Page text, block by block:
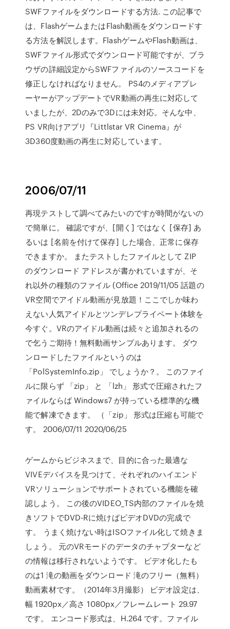
SWFファイルをダウンロードする方法. この記事で
は、FlashゲームまたはFlash動画をダウンロードす
る方法を解説します。FlashゲームやFlash動画は、
SWFファイル形式でダウンロード可能ですが、ブラ
ウザの詳細設定からSWFファイルのソースコードを
修正しなければなりません。 PS4のメディアプレ
ーヤーがアップデートでVR動画の再生に対応して
いましたが、2Dのみで3Dには未対応。そんな中、
PS VR向けアプリ『Littlstar VR Cinema』が
3D360度動画の再生に対応しています。
2006/07/11
再現テストして調べてみたいのですが時間がないの
で簡単に。 確認ですが、[開く] ではなく [保存] あ
るいは [名前を付けて保存] した場合、正常に保存
できますか。 またテストしたファイルとして ZIP
のダウンロード アドレスが書かれていますが、そ
れ以外の種類のファイル (Office 2019/11/05 話題の
VR空間でアイドル動画が見放題！ここでしか味わ
えない人気アイドルとツンデレプライベート体験を
今すぐ。VRのアイドル動画は続々と追加されるの
で乞うご期待！無料動画サンプルあります。 ダウ
ンロードしたファイルというのは
「PolSystemInfo.zip」 でしょうか？。 このファイ
ルに限らず 「zip」 と 「lzh」 形式で圧縮されたフ
ァイルならば Windows7 が持っている標準的な機
能で解凍できます。 （「zip」 形式は圧縮も可能で
す。 2006/07/11 2020/06/25
ゲームからビジネスまで、目的に合った最適な
VIVEデバイスを見つけて、それぞれのハイエンド
VRソリューションでサポートされている機能を確
認しよう。 この後のVIDEO_TS内部のファイルを焼
きソフトでDVD-Rに焼けばビデオDVDの完成で
す。 うまく焼けない時はISOファイル化して焼きま
しょう。 元のVRモードのデータのチャプターなど
の情報は移行されないようです。 ビデオ化したも
のは1 滝の動画をダウンロード 滝のフリー（無料）
動画素材です。（2014年3月撮影） ビデオ設定は、
幅 1920px／高さ 1080px／フレームレート 29.97
です。 エンコード形式は、H.264 です。ファイル